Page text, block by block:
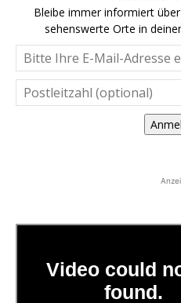
Bleibe immer informiert
sehenswerte Orte in